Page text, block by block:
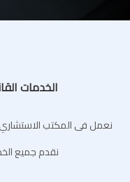
الخدمات
نعمل فى المكتب
نقدم جميع